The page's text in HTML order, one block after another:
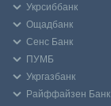
Укрсиббанк
Ощадбанк
Сенс Банк
ПУМБ
Укргазбанк
Райффайзен Банк